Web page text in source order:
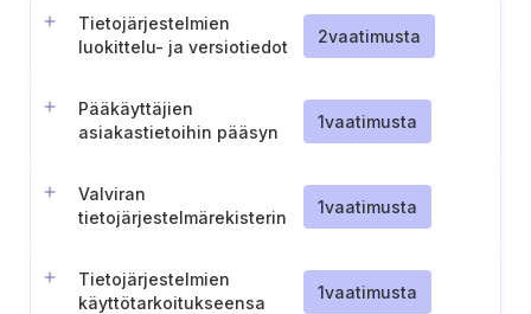
Tietojärjestelmien
luokittelu- ja versiotiedot
2vaatimusta
Pääkäyttäjien
asiakastietoihin pääsyn
1vaatimusta
Valviran
tietojärjestelmärekisterin
1vaatimusta
Tietojärjestelmien
käyttötarkoitukseensa
1vaatimusta